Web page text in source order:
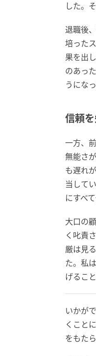
した。
退職後
培った
果を出
のあっ
うにな
信頼
一方、
無能さ
も遅れ
当して
にすべ
大口の
く叱責
厳は見
た。私
げるこ
いかが
くこと
をもた